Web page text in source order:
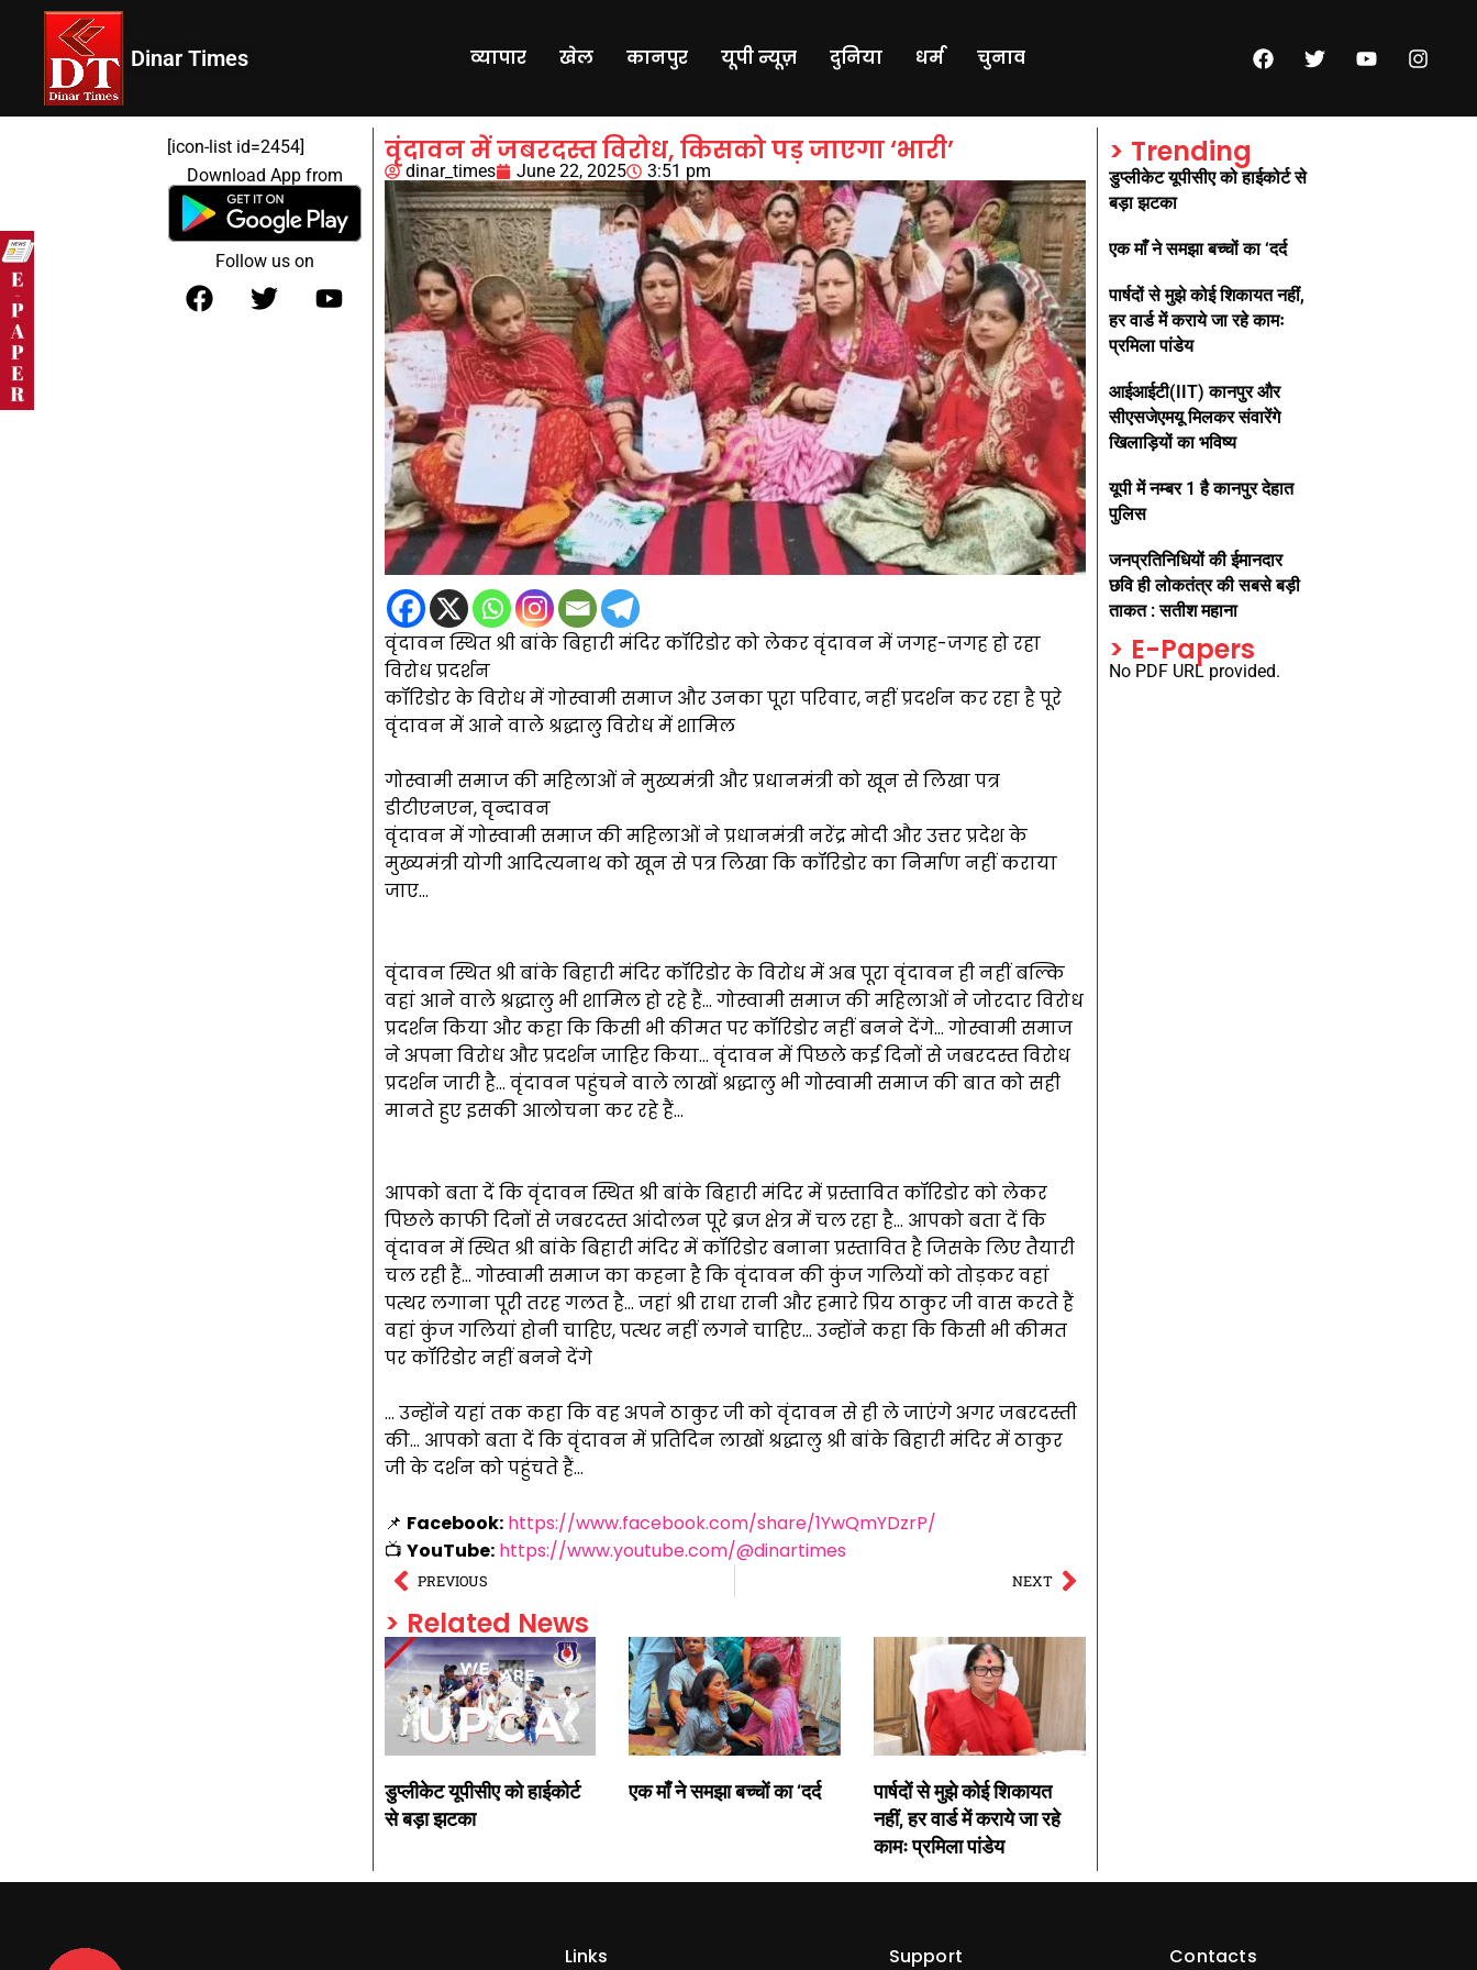
Dinar Times व्यापार खेल कानपुर यूपी न्यूज़ दुनिया धर्म चुनाव
[icon-list id=2454]
Download App from
Follow us on
वृंदावन में जबरदस्त विरोध, किसको पड़ जाएगा ‘भारी’
dinar_times June 22, 2025 3:51 pm
वृंदावन स्थित श्री बांके बिहारी मंदिर कॉरिडोर को लेकर वृंदावन में जगह-जगह हो रहा
विरोध प्रदर्शन
कॉरिडोर के विरोध में गोस्वामी समाज और उनका पूरा परिवार, नहीं प्रदर्शन कर रहा है पूरे
वृंदावन में आने वाले श्रद्धालु विरोध में शामिल
गोस्वामी समाज की महिलाओं ने मुख्यमंत्री और प्रधानमंत्री को खून से लिखा पत्र
डीटीएनएन, वृन्दावन
वृंदावन में गोस्वामी समाज की महिलाओं ने प्रधानमंत्री नरेंद्र मोदी और उत्तर प्रदेश के
मुख्यमंत्री योगी आदित्यनाथ को खून से पत्र लिखा कि कॉरिडोर का निर्माण नहीं कराया
जाए…
वृंदावन स्थित श्री बांके बिहारी मंदिर कॉरिडोर के विरोध में अब पूरा वृंदावन ही नहीं बल्कि
वहां आने वाले श्रद्धालु भी शामिल हो रहे हैं… गोस्वामी समाज की महिलाओं ने जोरदार विरोध
प्रदर्शन किया और कहा कि किसी भी कीमत पर कॉरिडोर नहीं बनने देंगे… गोस्वामी समाज
ने अपना विरोध और प्रदर्शन जाहिर किया… वृंदावन में पिछले कई दिनों से जबरदस्त विरोध
प्रदर्शन जारी है… वृंदावन पहुंचने वाले लाखों श्रद्धालु भी गोस्वामी समाज की बात को सही
मानते हुए इसकी आलोचना कर रहे हैं…
आपको बता दें कि वृंदावन स्थित श्री बांके बिहारी मंदिर में प्रस्तावित कॉरिडोर को लेकर
पिछले काफी दिनों से जबरदस्त आंदोलन पूरे ब्रज क्षेत्र में चल रहा है… आपको बता दें कि
वृंदावन में स्थित श्री बांके बिहारी मंदिर में कॉरिडोर बनाना प्रस्तावित है जिसके लिए तैयारी
चल रही हैं… गोस्वामी समाज का कहना है कि वृंदावन की कुंज गलियों को तोड़कर वहां
पत्थर लगाना पूरी तरह गलत है… जहां श्री राधा रानी और हमारे प्रिय ठाकुर जी वास करते हैं
वहां कुंज गलियां होनी चाहिए, पत्थर नहीं लगने चाहिए… उन्होंने कहा कि किसी भी कीमत
पर कॉरिडोर नहीं बनने देंगे
… उन्होंने यहां तक कहा कि वह अपने ठाकुर जी को वृंदावन से ही ले जाएंगे अगर जबरदस्ती
की… आपको बता दें कि वृंदावन में प्रतिदिन लाखों श्रद्धालु श्री बांके बिहारी मंदिर में ठाकुर
जी के दर्शन को पहुंचते हैं…
📌 Facebook: https://www.facebook.com/share/1YwQmYDzrP/
📺 YouTube: https://www.youtube.com/@dinartimes
PREVIOUS NEXT
> Related News
डुप्लीकेट यूपीसीए को हाईकोर्ट
से बड़ा झटका
एक माँ ने समझा बच्चों का ‘दर्द
पार्षदों से मुझे कोई शिकायत
नहीं, हर वार्ड में कराये जा रहे
कामः प्रमिला पांडेय
> Trending
डुप्लीकेट यूपीसीए को हाईकोर्ट से
बड़ा झटका
एक माँ ने समझा बच्चों का ‘दर्द
पार्षदों से मुझे कोई शिकायत नहीं,
हर वार्ड में कराये जा रहे कामः
प्रमिला पांडेय
आईआईटी(IIT) कानपुर और
सीएसजेएमयू मिलकर संवारेंगे
खिलाड़ियों का भविष्य
यूपी में नम्बर 1 है कानपुर देहात
पुलिस
जनप्रतिनिधियों की ईमानदार
छवि ही लोकतंत्र की सबसे बड़ी
ताकत : सतीश महाना
> E-Papers
No PDF URL provided.
Links Support Contacts